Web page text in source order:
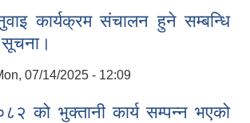
कार्यक्रम संचालन हुने सम्बन्धि
07/14/2025 - 12:09
जरूरी सूचना।
को भुक्तानी कार्य सम्पन्न भएको